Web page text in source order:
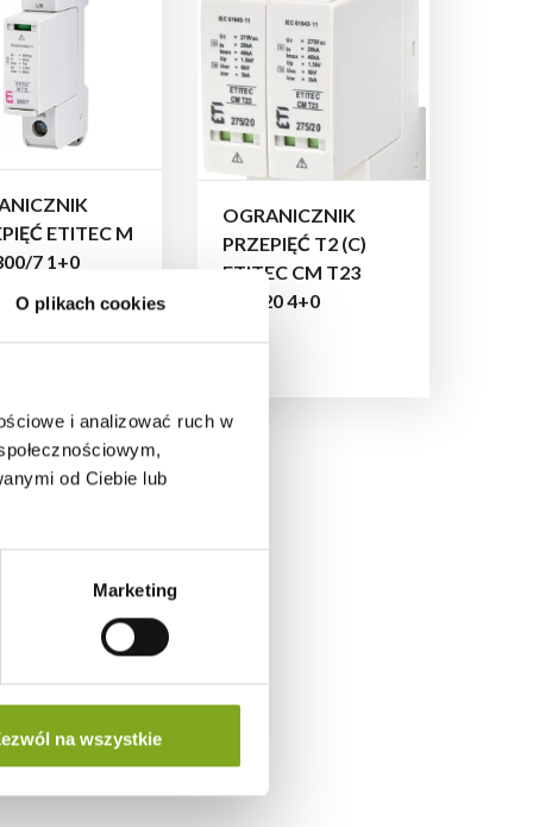
O plikach cookies
i analizować ruch w
od Ciebie lub
Marketing
na wszystkie
ETITEC M
7 1+0
OGRANICZNIK
PRZEPIĘĆ T2 (C)
ETITEC CM T23
275/20 4+0